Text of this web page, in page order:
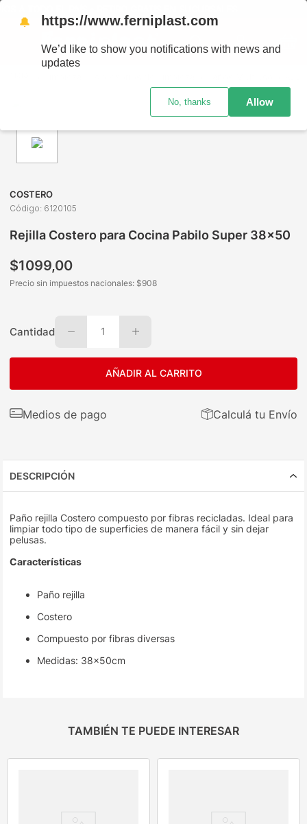
COSTERO
Código: 6120105
Rejilla Costero para Cocina Pabilo Super 38x50
$1099,00
Precio sin impuestos nacionales: $908
Cantidad 1
AÑADIR AL CARRITO
Medios de pago Calculá tu Envío
DESCRIPCIÓN
Paño rejilla Costero compuesto por fibras recicladas. Ideal para
limpiar todo tipo de superficies de manera fácil y sin dejar
pelusas.
Características
Paño rejilla
Costero
Compuesto por fibras diversas
Medidas: 38x50cm
TAMBIÉN TE PUEDE INTERESAR
🔔 https://www.ferniplast.com
We’d like to show you notifications with news and
updates
No, thanks Allow